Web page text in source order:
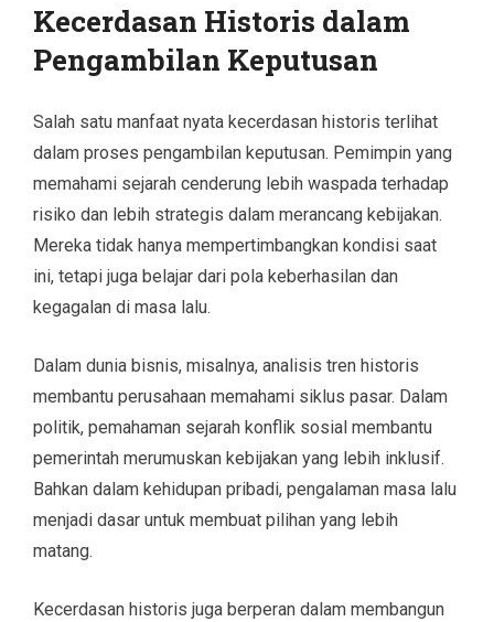
Kecerdasan Historis dalam
Pengambilan Keputusan
Salah satu manfaat nyata kecerdasan historis terlihat
dalam proses pengambilan keputusan. Pemimpin yang
memahami sejarah cenderung lebih waspada terhadap
risiko dan lebih strategis dalam merancang kebijakan.
Mereka tidak hanya mempertimbangkan kondisi saat
ini, tetapi juga belajar dari pola keberhasilan dan
kegagalan di masa lalu.
Dalam dunia bisnis, misalnya, analisis tren historis
membantu perusahaan memahami siklus pasar. Dalam
politik, pemahaman sejarah konflik sosial membantu
pemerintah merumuskan kebijakan yang lebih inklusif.
Bahkan dalam kehidupan pribadi, pengalaman masa lalu
menjadi dasar untuk membuat pilihan yang lebih
matang.
Kecerdasan historis juga berperan dalam membangun